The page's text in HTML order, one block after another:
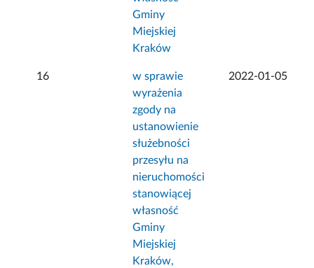
Gminy
Miejskiej
Kraków
16
w sprawie
wyrażenia
zgody na
ustanowienie
służebności
przesyłu na
nieruchomości
stanowiącej
własność
Gminy
Miejskiej
Kraków,
2022-01-05